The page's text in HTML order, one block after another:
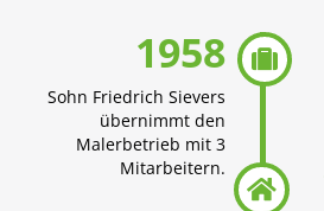

1958
Sohn Friedrich Sievers
übernimmt den
Malerbetrieb mit 3
Mitarbeitern.
